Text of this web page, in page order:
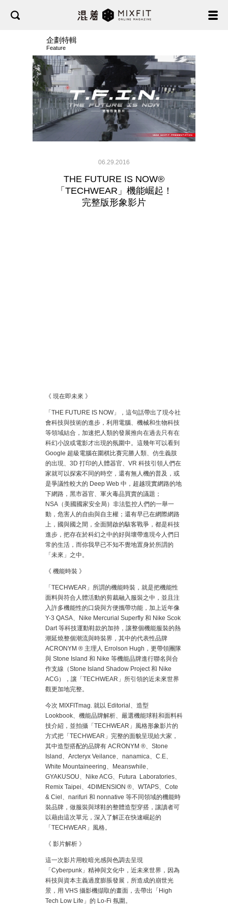
企劃特輯
Feature
06.29.2016
THE FUTURE IS NOW®
「TECHWEAR」機能崛起！
完整版形象影片
《 現在即未來 》
「THE FUTURE IS NOW」，這句話帶出了現今社
會科技與技術的進步，利用電腦、機械和生物科技
等領域結合，加速把人類的發展推向在過去只有在
科幻小說或電影才出現的氛圍中。這幾年可以看到
Google 超級電腦在圍棋比賽完勝人類、仿生義肢
的出現、3D 打印的人體器官、VR 科技引領人們在
家就可以探索不同的時空，還有無人機的普及，或
是爭議性較大的 Deep Web 中，超越現實網路的地
下網路，黑市器官、軍火毒品買賣的議題；
NSA（美國國家安全局）非法監控人們的一舉一
動，危害人的自由與自主權；還有早已在網際網路
上，國與國之間，全面開啟的駭客戰爭，都是科技
進步，把存在於科幻之中的好與壞帶進現今人們日
常的生活，而你我早已不知不覺地置身於所謂的
「未來」之中。
《 機能時裝 》
「TECHWEAR」所謂的機能時裝，就是把機能性
面料與符合人體活動的剪裁融入服裝之中，並且注
入許多機能性的口袋與方便攜帶功能，加上近年像
Y-3 QASA、Nike Mercurial Superfly 和 Nike Scok
Dart 等科技運動鞋款的加持，讓整個機能服裝的熱
潮延燒整個潮流與時裝界，其中的代表性品牌
ACRONYM ® 主理人 Errolson Hugh，更帶領團隊
與 Stone Island 和 Nike 等機能品牌進行聯名與合
作支線（Stone Island Shadow Project 和 Nike
ACG），讓「TECHWEAR」所引領的近未來世界
觀更加地完整。
今次 MIXFITmag. 就以 Editorial、造型
Lookbook、機能品牌解析、嚴選機能球鞋和面料科
技介紹，並拍攝「TECHWEAR」風格形象影片的
方式把「TECHWEAR」完整的面貌呈現給大家，
其中造型搭配的品牌有 ACRONYM ®、Stone
Island、Arcteryx Veilance、nanamica、C.E、
White Mountaineering、Meanswhile、
GYAKUSOU、Nike ACG、Futura Laboratories、
Remix Taipei、4DIMENSION ®、WTAPS、Cote
& Ciel、narifuri 和 nonnative 等不同領域的機能時
裝品牌，做服裝與球鞋的整體造型穿搭，讓讀者可
以藉由這次單元，深入了解正在快速崛起的
「TECHWEAR」風格。
《 影片解析 》
這一次影片用較暗光感與色調去呈現
「Cyberpunk」精神與文化中，近未來世界，因為
科技與資本主義過度膨脹發展，所造成的崩世光
景，用 VHS 攝影機擷取的畫面，去帶出「High
Tech Low Life」的 Lo-Fi 氛圍。